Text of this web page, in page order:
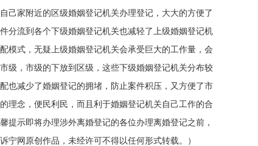
己家附近的区级婚姻登记机关办理登记，大大的方便了
流到各个下级婚姻登记机关也减轻了上级婚姻登记机
式，无疑上级婚姻登记机关会承受巨大的工作量，会
级，市级的下放到区级，这些下级婚姻登记机关分布较
也减少了婚姻登记的拥堵，防止案件积压，又方便了市
念，便民利民，而且利于婚姻登记机关自己工作的合
示即将办理涉外离婚登记的各位办理离婚登记之前，
网原创作品，未经许可不得以任何形式转载。）